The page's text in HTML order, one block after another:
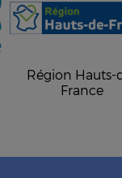
Région Hauts-
France